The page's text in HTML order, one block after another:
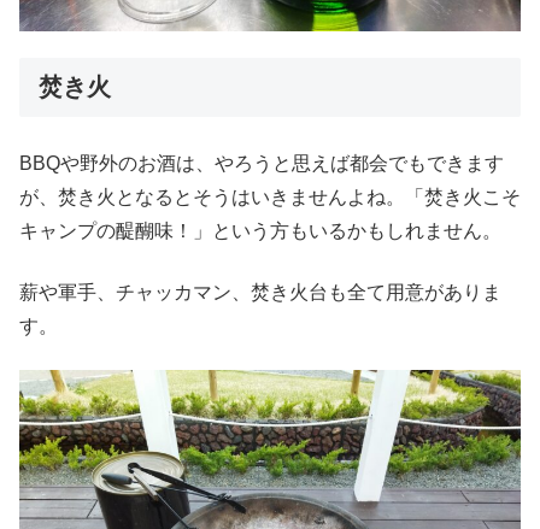
焚き火
BBQや野外のお酒は、やろうと思えば都会でもできます
が、焚き火となるとそうはいきませんよね。「焚き火こそ
キャンプの醍醐味！」という方もいるかもしれません。
薪や軍手、チャッカマン、焚き火台も全て用意がありま
す。